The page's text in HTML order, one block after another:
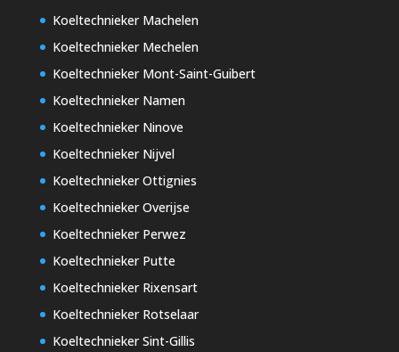
Koeltechnieker Machelen
Koeltechnieker Mechelen
Koeltechnieker Mont-Saint-Guibert
Koeltechnieker Namen
Koeltechnieker Ninove
Koeltechnieker Nijvel
Koeltechnieker Ottignies
Koeltechnieker Overijse
Koeltechnieker Perwez
Koeltechnieker Putte
Koeltechnieker Rixensart
Koeltechnieker Rotselaar
Koeltechnieker Sint-Gillis